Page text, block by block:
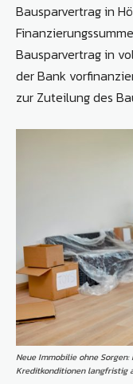
Bausparvertrag in
Bausparvertrag in
der Bank
zur Zuteilung des
Neue Immobilie ohne
Kreditkonditionen langfristig